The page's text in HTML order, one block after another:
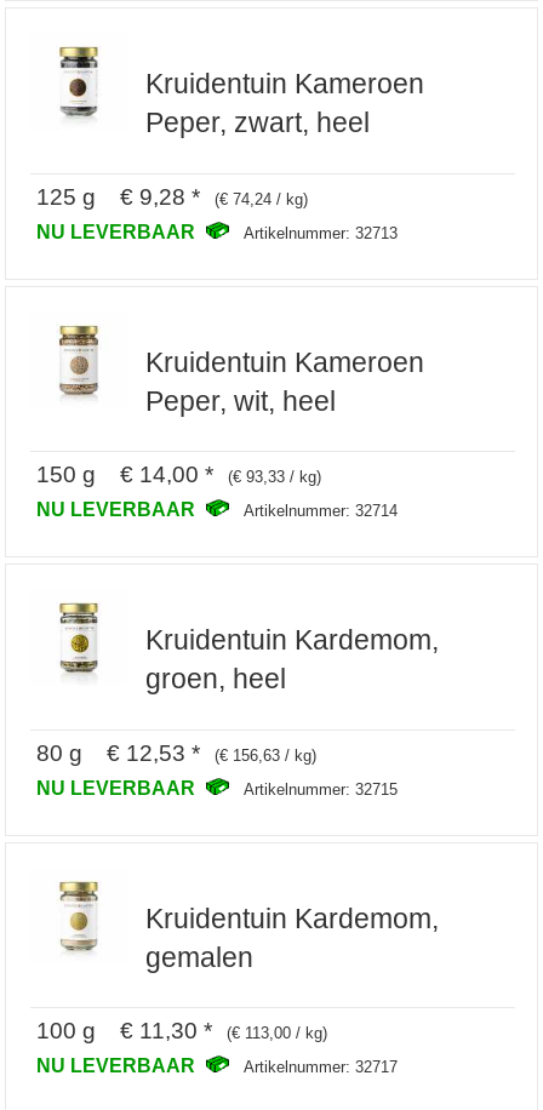
Kruidentuin Kameroen
Peper, zwart, heel
125 g € 9,28 * (€ 74,24 / kg)
NU LEVERBAAR Artikelnummer: 32713
Kruidentuin Kameroen
Peper, wit, heel
150 g € 14,00 * (€ 93,33 / kg)
NU LEVERBAAR Artikelnummer: 32714
Kruidentuin Kardemom,
groen, heel
80 g € 12,53 * (€ 156,63 / kg)
NU LEVERBAAR Artikelnummer: 32715
Kruidentuin Kardemom,
gemalen
100 g € 11,30 * (€ 113,00 / kg)
NU LEVERBAAR Artikelnummer: 32717